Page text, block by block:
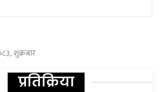
शुक्रबार
प्रतिक्रिया